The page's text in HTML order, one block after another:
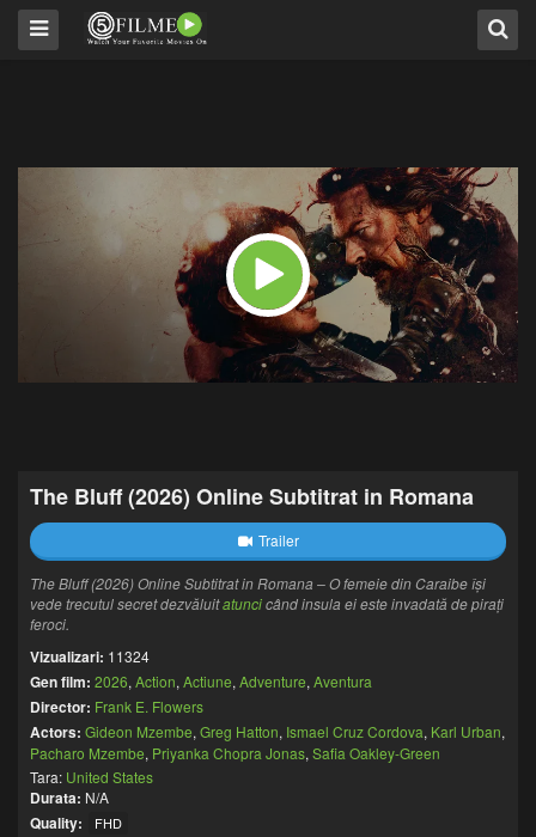
The Bluff (2026) Online Subtitrat in Romana
Trailer
The Bluff (2026) Online Subtitrat in Romana – O femeie din Caraibe își
vede trecutul secret dezvăluitatuncicând insula ei este invadată de pirați
feroci.
Vizualizari: 11324
Gen film: 2026, Action, Actiune, Adventure, Aventura
Director: Frank E. Flowers
Actors: Gideon Mzembe, Greg Hatton, Ismael Cruz Cordova, Karl Urban,
Pacharo Mzembe, Priyanka Chopra Jonas, Safia Oakley-Green
Tara: United States
Durata: N/A
Quality: FHD